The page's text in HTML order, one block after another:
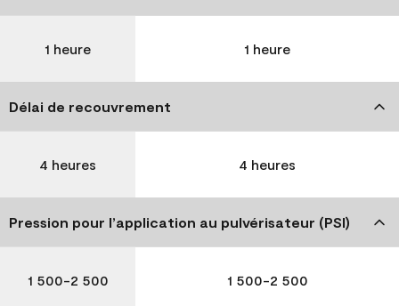
1 heure 1 heure
Délai de recouvrement
4 heures 4 heures
Pression pour l’application au pulvérisateur (PSI)
1 500-2 500 1 500-2 500